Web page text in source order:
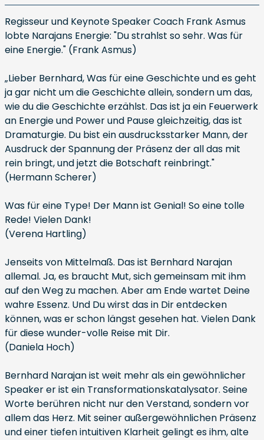
Regisseur und Keynote Speaker Coach Frank Asmus
lobte Narajans Energie: "Du strahlst so sehr. Was für
eine Energie." (Frank Asmus)
„Lieber Bernhard, Was für eine Geschichte und es geht
ja gar nicht um die Geschichte allein, sondern um das,
wie du die Geschichte erzählst. Das ist ja ein Feuerwerk
an Energie und Power und Pause gleichzeitig, das ist
Dramaturgie. Du bist ein ausdrucksstarker Mann, der
Ausdruck der Spannung der Präsenz der all das mit
rein bringt, und jetzt die Botschaft reinbringt."
(Hermann Scherer)
Was für eine Type! Der Mann ist Genial! So eine tolle
Rede! Vielen Dank!
(Verena Hartling)
Jenseits von Mittelmaß. Das ist Bernhard Narajan
allemal. Ja, es braucht Mut, sich gemeinsam mit ihm
auf den Weg zu machen. Aber am Ende wartet Deine
wahre Essenz. Und Du wirst das in Dir entdecken
können, was er schon längst gesehen hat. Vielen Dank
für diese wunder-volle Reise mit Dir.
(Daniela Hoch)
Bernhard Narajan ist weit mehr als ein gewöhnlicher
Speaker er ist ein Transformationskatalysator. Seine
Worte berühren nicht nur den Verstand, sondern vor
allem das Herz. Mit seiner außergewöhnlichen Präsenz
und einer tiefen intuitiven Klarheit gelingt es ihm, alte